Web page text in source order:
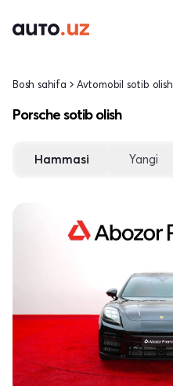
Bosh sahifa Avtomobil sotib olish
Porsche sotib olish
Hammasi Yangi